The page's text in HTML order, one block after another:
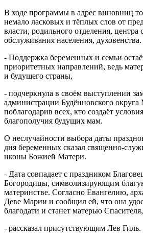
В ходе программы в адрес виновниц
немало ласковых и тёплых слов от
власти, родильного отделения, центра
обслуживания населения, духовенства.
- Поддержка беременных и семьи
приоритетных направлений, ведь
и будущего страны,
- подчеркнула в своём выступлении
администрации Будённовского
поблагодарив всех, кто создаёт
благополучия будущих мам.
О неслучайности выбора даты
дня беременных сказал священно-
иконы Божией Матери.
- Дата совпадает с праздником
Богородицы, символизирующим
материнстве. Согласно Евангелию,
Деве Марии и сообщил ей, что она
благодати и станет матерью Спасителя,
- рассказал присутствующим Лев Гиль.